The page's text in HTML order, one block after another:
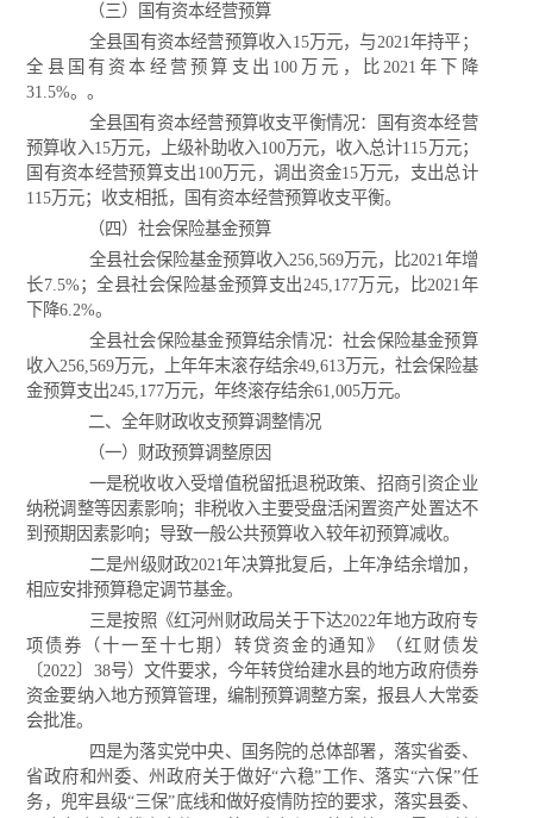
（三）国有资本经营预算
全县国有资本经营预算收入15万元，与2021年持平；
全县国有资本经营预算支出100万元，比2021年下降
31.5%。。
全县国有资本经营预算收支平衡情况：国有资本经营
预算收入15万元，上级补助收入100万元，收入总计115万元；
国有资本经营预算支出100万元，调出资金15万元，支出总计
115万元；收支相抵，国有资本经营预算收支平衡。
（四）社会保险基金预算
全县社会保险基金预算收入256,569万元，比2021年增
长7.5%；全县社会保险基金预算支出245,177万元，比2021年
下降6.2%。
全县社会保险基金预算结余情况：社会保险基金预算
收入256,569万元，上年年末滚存结余49,613万元，社会保险基
金预算支出245,177万元，年终滚存结余61,005万元。
二、全年财政收支预算调整情况
（一）财政预算调整原因
一是税收收入受增值税留抵退税政策、招商引资企业
纳税调整等因素影响；非税收入主要受盘活闲置资产处置达不
到预期因素影响；导致一般公共预算收入较年初预算减收。
二是州级财政2021年决算批复后，上年净结余增加，
相应安排预算稳定调节基金。
三是按照《红河州财政局关于下达2022年地方政府专
项债券（十一至十七期）转贷资金的通知》（红财债发
〔2022〕38号）文件要求，今年转贷给建水县的地方政府债券
资金要纳入地方预算管理，编制预算调整方案，报县人大常委
会批准。
四是为落实党中央、国务院的总体部署，落实省委、
省政府和州委、州政府关于做好“六稳”工作、落实“六保”任
务，兜牢县级“三保”底线和做好疫情防控的要求，落实县委、